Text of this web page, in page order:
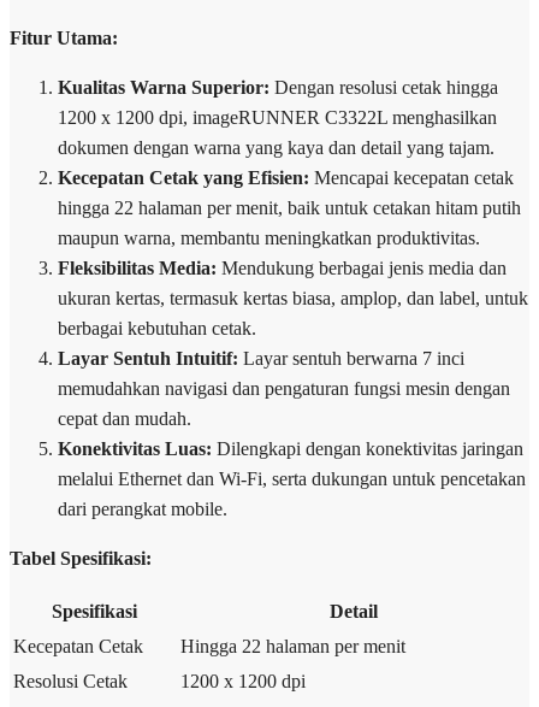
Fitur Utama:
Kualitas Warna Superior: Dengan resolusi cetak hingga
1200 x 1200 dpi, imageRUNNER C3322L menghasilkan
dokumen dengan warna yang kaya dan detail yang tajam.
Kecepatan Cetak yang Efisien: Mencapai kecepatan cetak
hingga 22 halaman per menit, baik untuk cetakan hitam putih
maupun warna, membantu meningkatkan produktivitas.
Fleksibilitas Media: Mendukung berbagai jenis media dan
ukuran kertas, termasuk kertas biasa, amplop, dan label, untuk
berbagai kebutuhan cetak.
Layar Sentuh Intuitif: Layar sentuh berwarna 7 inci
memudahkan navigasi dan pengaturan fungsi mesin dengan
cepat dan mudah.
Konektivitas Luas: Dilengkapi dengan konektivitas jaringan
melalui Ethernet dan Wi-Fi, serta dukungan untuk pencetakan
dari perangkat mobile.
Tabel Spesifikasi:
Spesifikasi
Detail
Kecepatan Cetak
Hingga 22 halaman per menit
Resolusi Cetak
1200 x 1200 dpi